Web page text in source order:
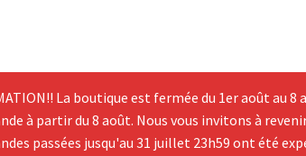
La boutique est fermée du 1er août au 8
à partir du 8 août. Nous vous invitons à
passées jusqu'au 31 juillet 23h59 ont été